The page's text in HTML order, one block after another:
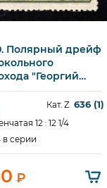
Быстрый просмотр
Полярный дрейф
"Георгий
Ледокол "И.
Руководитель
И.Д.
капитан
М.П.
15 к.
Кат. Z 636 (1)
12 : 12 1/4
в серии
₽